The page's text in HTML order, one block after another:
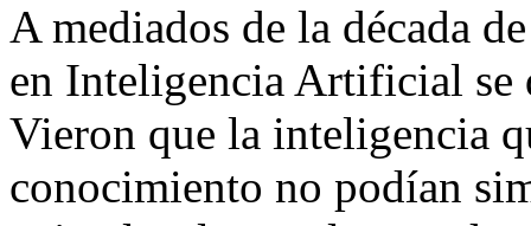
A mediados de la década
en Inteligencia Artificial se
Vieron que la inteligencia
conocimiento no podían